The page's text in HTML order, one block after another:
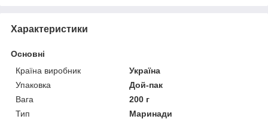
Характеристики
Основні
Країна виробник
Україна
Упаковка
Дой-пак
Вага
200 г
Тип
Маринади